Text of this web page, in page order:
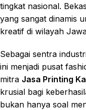
tingkat nasional.
yang sangat dinamis
kreatif di wilayah
Sebagai sentra
ini menjadi pusat
mitra Jasa Printing
krusial bagi
bukan hanya soal